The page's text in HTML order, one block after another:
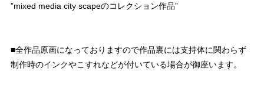
”mixed media city scapeのコレクション作品”
■全作品原画になっておりますので作品裏には支持体に関わらず
制作時のインクやこすれなどが付いている場合が御座います。